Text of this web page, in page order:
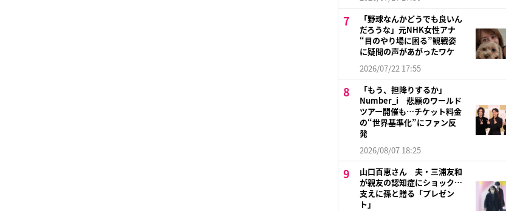
「野球なんかどうでも良いん
だろうな」元NHK女性アナ
“目のやり場に困る”観戦姿
に疑問の声があがったワケ
2026/07/22 17:55
「もう、担降りするか」
Number_i 悲願のワールド
ツアー開催も…チケット料金
の“世界基準化”にファン反
発
2026/08/07 18:25
山口百恵さん 夫・三浦友和
が親友の認知症にショック…
支えに孫と贈る「プレゼン
ト」